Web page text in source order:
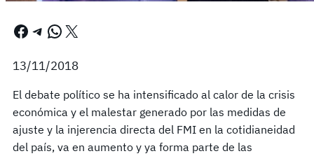
Facebook Telegram WhatsApp X
13/11/2018
El debate político se ha intensificado al calor de la crisis
económica y el malestar generado por las medidas de
ajuste y la injerencia directa del FMI en la cotidianeidad
del país, va en aumento y ya forma parte de las